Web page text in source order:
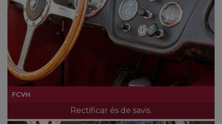
FCVH
Rectificar és de savis.